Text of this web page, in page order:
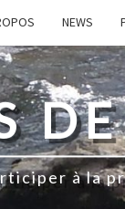
NEWS
à la